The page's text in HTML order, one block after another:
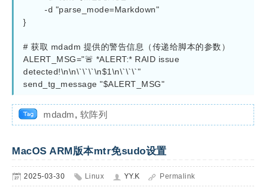
}
# 获取 mdadm 提供的警告信息（传递给脚本的参数）
ALERT_MSG="🚨 *ALERT:* RAID issue
detected!\n\n\`\`\`\n$1\n\`\`\`"
send_tg_message "$ALERT_MSG"
mdadm, 软阵列
MacOS ARM版本mtr免sudo设置
2025-03-30 Linux YY.K Permalink